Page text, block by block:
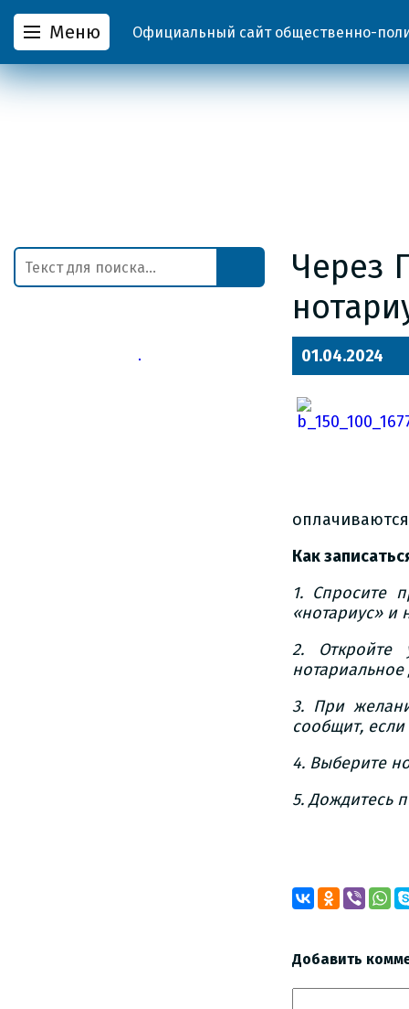
Меню Официальный сайт общественно-
Через
01.04.2024
Как
1. Спросите
«нотариус» и
2. Откройте
3. При
сообщит,
4. Выберите
5. Дождитесь
Добавить